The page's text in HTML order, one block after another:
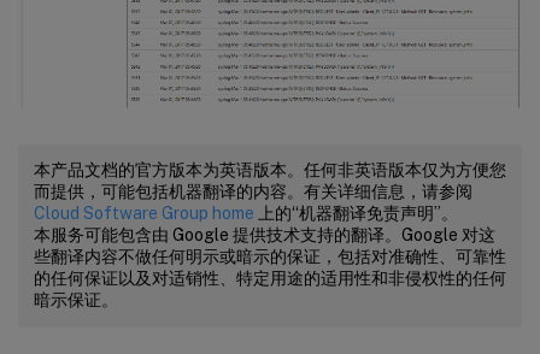
本产品文档的官方版本为英语版本。任何非英语版本仅为方便您
而提供，可能包括机器翻译的内容。有关详细信息，请参阅
Cloud Software Group home 上的“机器翻译免责声明”。
本服务可能包含由 Google 提供技术支持的翻译。Google 对这
些翻译内容不做任何明示或暗示的保证，包括对准确性、可靠性
的任何保证以及对适销性、特定用途的适用性和非侵权性的任何
暗示保证。